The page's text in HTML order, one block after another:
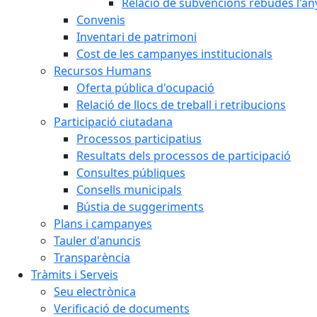
Convenis
Inventari de patrimoni
Cost de les campanyes institucionals
Recursos Humans
Oferta pública d'ocupació
Relació de llocs de treball i retribucions
Participació ciutadana
Processos participatius
Resultats dels processos de participació
Consultes públiques
Consells municipals
Bústia de suggeriments
Plans i campanyes
Tauler d'anuncis
Transparència
Tràmits i Serveis
Seu electrònica
Verificació de documents